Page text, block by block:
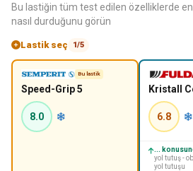
Bu lastiğin tüm test edilen özelliklerde en
nasıl durduğunu görün
Lastik seç 1/5
Bu lastik
Speed-Grip 5
8.0
Kristall
6.8
...
yol tutuş -
yol tutuşu